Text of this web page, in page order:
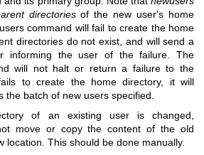
directoriesof the new user's home
command will fail to create the home
directories do not exist, and will send a
informing the user of the failure. The
will not halt or return a failure to the
to create the home directory, it will
the batch of new users specified.
of an existing user is changed,
move or copy the content of the old
location. This should be done manually.